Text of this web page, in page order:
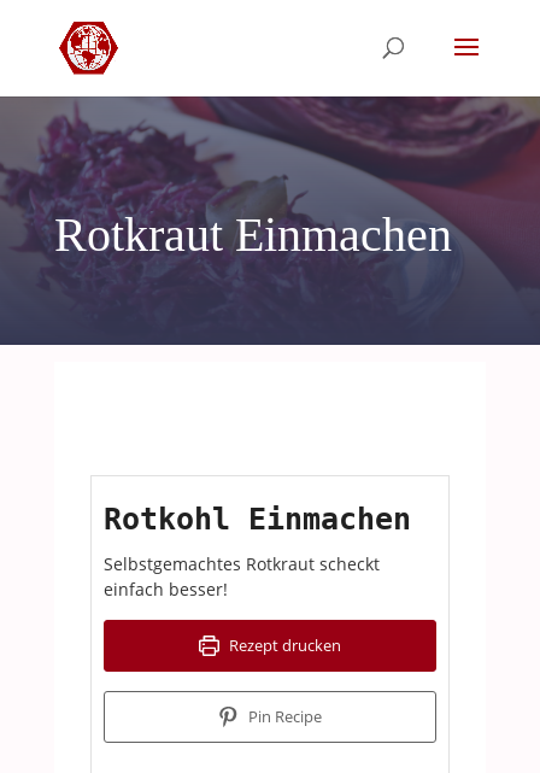
Rotkraut Einmachen
Rotkohl Einmachen
Selbstgemachtes Rotkraut scheckt
einfach besser!
Rezept drucken
Pin Recipe